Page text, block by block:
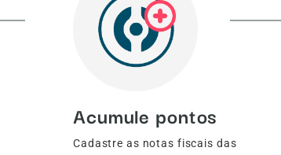
Acumule pontos
Cadastre as notas fiscais das